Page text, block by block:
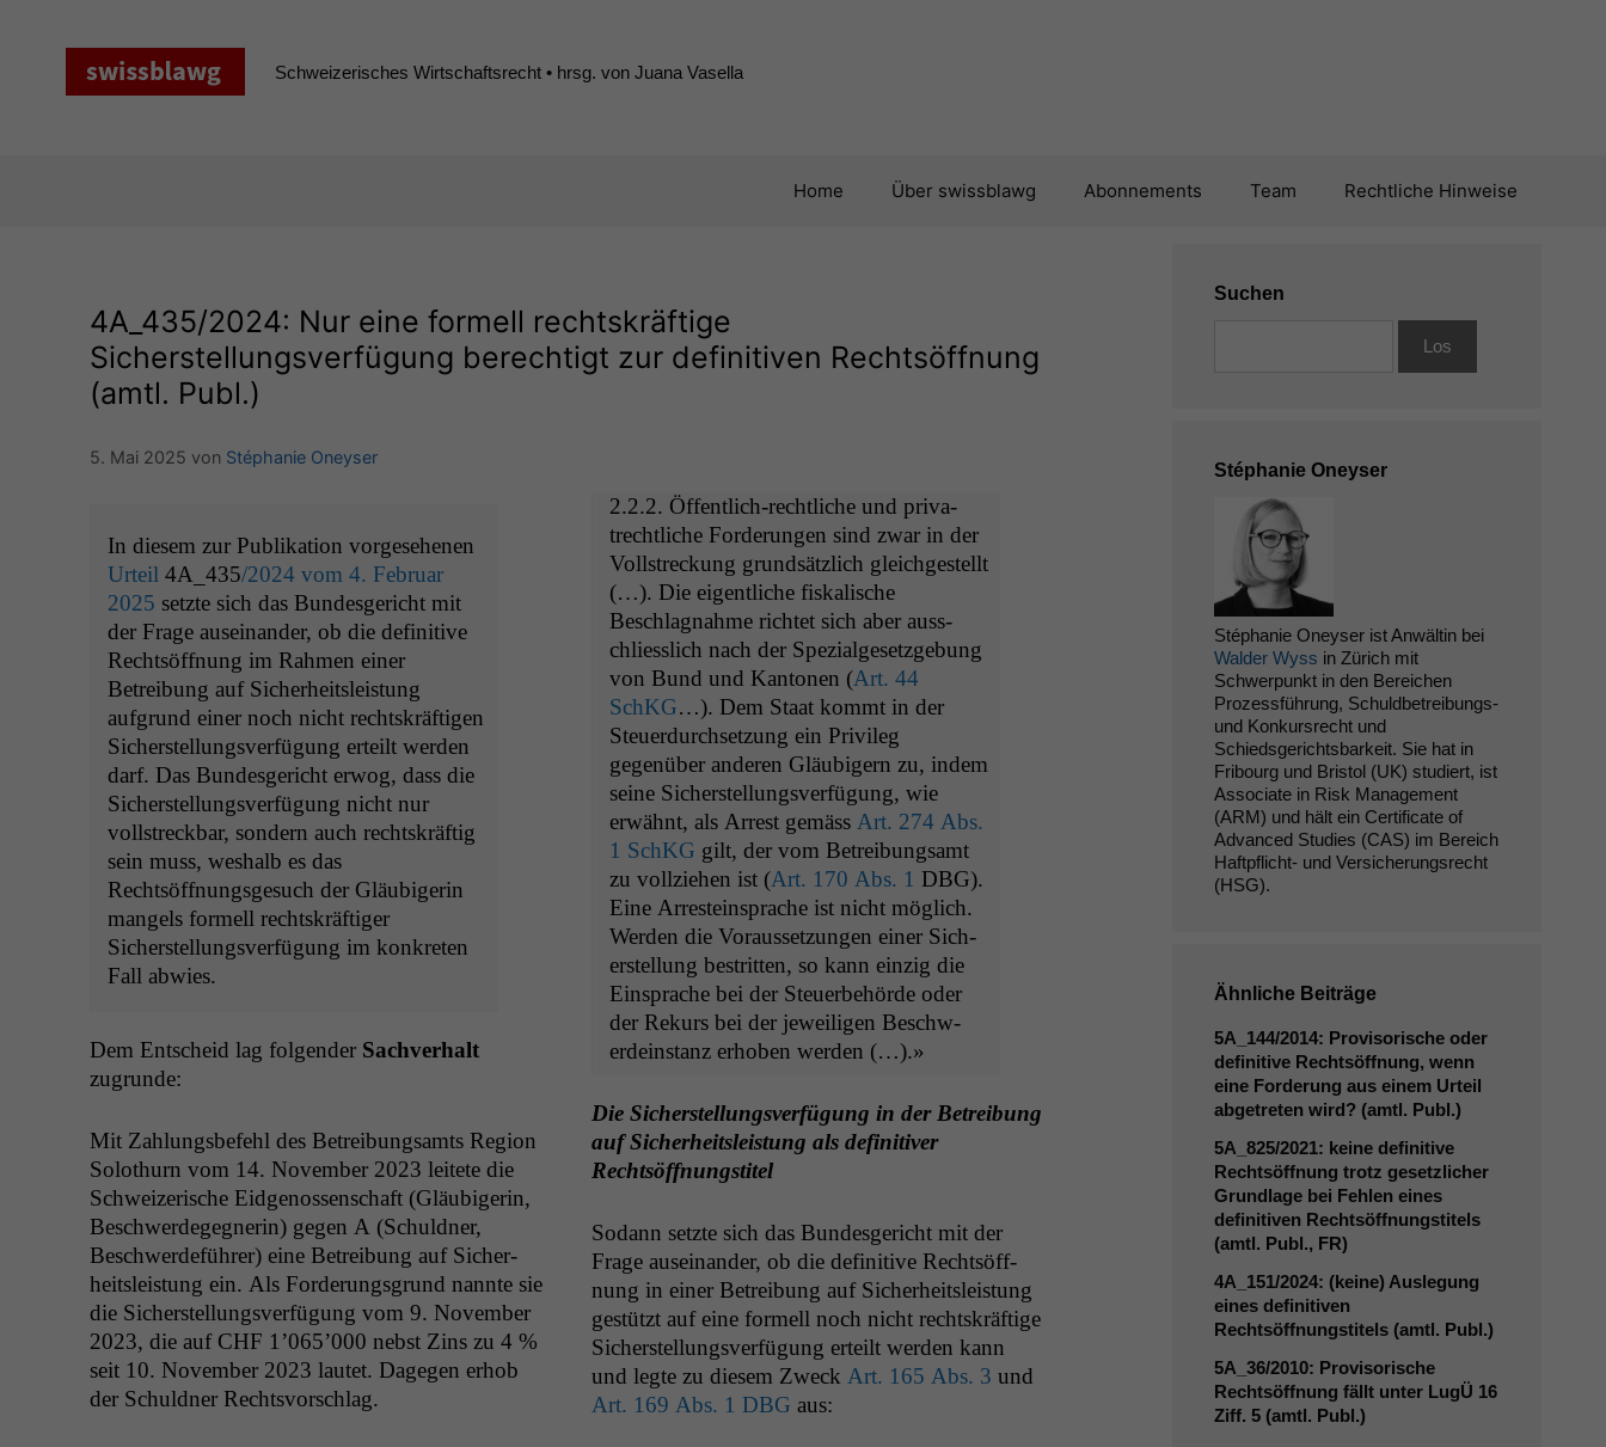
Schweizerisches Wirtschaftsrecht • hrsg. von Juana Vasella
Home Über swissblawg Abonnements Team Rechtliche Hinweise
4A_435/2024: Nur eine formell rechtskräftige
Sicherstellungsverfügung berechtigt zur definitiven Rechtsöffnung
(amtl. Publ.)
5. Mai 2025 von Stéphanie Oneyser
In diesem zur Publikation vorgesehenen
Urteil 4A_435/2024 vom 4. Februar
2025 setzte sich das Bundesgericht mit
der Frage auseinander, ob die definitive
Rechtsöffnung im Rahmen einer
Betreibung auf Sicherheitsleistung
aufgrund einer noch nicht rechtskräftigen
Sicherstellungsverfügung erteilt werden
darf. Das Bundesgericht erwog, dass die
Sicherstellungsverfügung nicht nur
vollstreckbar, sondern auch rechtskräftig
sein muss, weshalb es das
Rechtsöffnungsgesuch der Gläubigerin
mangels formell rechtskräftiger
Sicherstellungsverfügung im konkreten
Fall abwies.
Dem Entscheid lag fol­gen­der Sachver­halt
zugrunde:
Mit Zahlungs­be­fehl des Betrei­bungsamts Region
Solothurn vom 14. Novem­ber 2023 leit­ete die
Schweiz­erische Eidgenossen­schaft (Gläu­bigerin,
Beschw­erdegeg­ner­in) gegen A (Schuld­ner,
Beschw­erde­führer) eine Betrei­bung auf Sicher­
heit­sleis­tung ein. Als Forderungs­grund nan­nte sie
die Sich­er­stel­lungsver­fü­gung vom 9. Novem­ber
2023, die auf CHF 1’065’000 neb­st Zins zu 4 %
seit 10. Novem­ber 2023 lautet. Dage­gen erhob
der Schuld­ner Rechtsvorschlag.
2.2.2. Öffentlich-rechtliche und pri­va­
trechtliche Forderun­gen sind zwar in der
Voll­streck­ung grund­sät­zlich gle­ichgestellt
(…). Die eigentliche fiskalis­che
Beschlagnahme richtet sich aber auss­
chliesslich nach der Spezialge­set­zge­bung
von Bund und Kan­to­nen (Art. 44
SchKG…). Dem Staat kommt in der
Steuer­durch­set­zung ein Priv­i­leg
gegenüber anderen Gläu­bigern zu, indem
seine Sich­er­stel­lungsver­fü­gung, wie
erwäh­nt, als Arrest gemäss Art. 274 Abs.
1 SchKG gilt, der vom Betrei­bungsamt
zu vol­lziehen ist (Art. 170 Abs. 1 DBG).
Eine Arrestein­sprache ist nicht möglich.
Wer­den die Voraus­set­zun­gen ein­er Sich­
er­stel­lung bestrit­ten, so kann einzig die
Ein­sprache bei der Steuer­be­hörde oder
der Rekurs bei der jew­eili­gen Beschw­
erde­in­stanz erhoben werden (…).»
Die Sich­er­stel­lungsver­fü­gung in der Betrei­bung
auf Sicher­heit­sleis­tung als defin­i­tiv­er
Rechtsöffnungstitel
Sodann set­zte sich das Bun­des­gericht mit der
Frage auseinan­der, ob die defin­i­tive Recht­söff­
nung in ein­er Betrei­bung auf Sicher­heit­sleis­tung
gestützt auf eine formell noch nicht recht­skräftige
Sich­er­stel­lungsver­fü­gung erteilt wer­den kann
und legte zu diesem Zweck Art. 165 Abs. 3 und
Art. 169 Abs. 1 DBG aus:
Suchen
Stéphanie Oneyser
Stéphanie Oneyser ist Anwältin bei
Walder Wyss in Zürich mit
Schwerpunkt in den Bereichen
Prozessführung, Schuldbetreibungs-
und Konkursrecht und
Schiedsgerichtsbarkeit. Sie hat in
Fribourg und Bristol (UK) studiert, ist
Associate in Risk Management
(ARM) und hält ein Certificate of
Advanced Studies (CAS) im Bereich
Haftpflicht- und Versicherungsrecht
(HSG).
Ähnliche Beiträge
5A_144/2014: Provisorische oder
definitive Rechtsöffnung, wenn
eine Forderung aus einem Urteil
abgetreten wird? (amtl. Publ.)
5A_825/2021: keine definitive
Rechtsöffnung trotz gesetzlicher
Grundlage bei Fehlen eines
definitiven Rechtsöffnungstitels
(amtl. Publ., FR)
4A_151/2024: (keine) Auslegung
eines definitiven
Rechtsöffnungstitels (amtl. Publ.)
5A_36/2010: Provisorische
Rechtsöffnung fällt unter LugÜ 16
Ziff. 5 (amtl. Publ.)